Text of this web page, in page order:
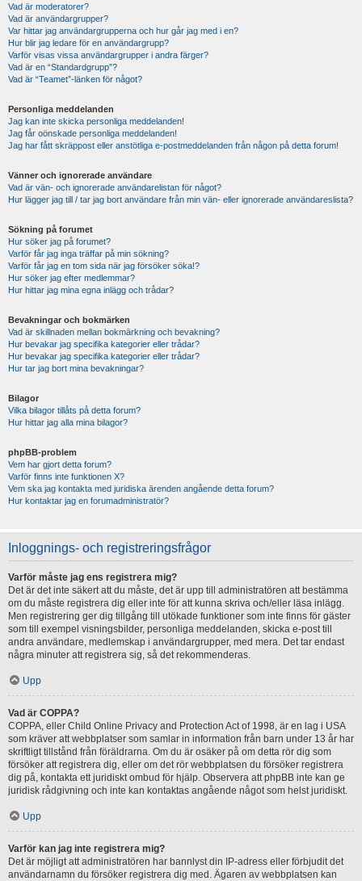
Vad är moderatorer?
Vad är användargrupper?
Var hittar jag användargrupperna och hur går jag med i en?
Hur blir jag ledare för en användargrupp?
Varför visas vissa användargrupper i andra färger?
Vad är en “Standardgrupp”?
Vad är “Teamet”-länken för något?
Personliga meddelanden
Jag kan inte skicka personliga meddelanden!
Jag får oönskade personliga meddelanden!
Jag har fått skräppost eller anstötliga e-postmeddelanden från någon på detta forum!
Vänner och ignorerade användare
Vad är vän- och ignorerade användarelistan för något?
Hur lägger jag till / tar jag bort användare från min vän- eller ignorerade användareslista?
Sökning på forumet
Hur söker jag på forumet?
Varför får jag inga träffar på min sökning?
Varför får jag en tom sida när jag försöker söka!?
Hur söker jag efter medlemmar?
Hur hittar jag mina egna inlägg och trådar?
Bevakningar och bokmärken
Vad är skillnaden mellan bokmärkning och bevakning?
Hur bevakar jag specifika kategorier eller trådar?
Hur bevakar jag specifika kategorier eller trådar?
Hur tar jag bort mina bevakningar?
Bilagor
Vilka bilagor tillåts på detta forum?
Hur hittar jag alla mina bilagor?
phpBB-problem
Vem har gjort detta forum?
Varför finns inte funktionen X?
Vem ska jag kontakta med juridiska ärenden angående detta forum?
Hur kontaktar jag en forumadministratör?
Inloggnings- och registreringsfrågor
Varför måste jag ens registrera mig?
Det är det inte säkert att du måste, det är upp till administratören att bestämma
om du måste registrera dig eller inte för att kunna skriva och/eller läsa inlägg.
Men registrering ger dig tillgång till utökade funktioner som inte finns för gäster
som till exempel visningsbilder, personliga meddelanden, skicka e-post till
andra användare, medlemskap i användargrupper, med mera. Det tar endast
några minuter att registrera sig, så det rekommenderas.
Upp
Vad är COPPA?
COPPA, eller Child Online Privacy and Protection Act of 1998, är en lag i USA
som kräver att webbplatser som samlar in information från barn under 13 år har
skriftligt tillstånd från föräldrarna. Om du är osäker på om detta rör dig som
försöker att registrera dig, eller om det rör webbplatsen du försöker registrera
dig på, kontakta ett juridiskt ombud för hjälp. Observera att phpBB inte kan ge
juridisk rådgivning och inte kan kontaktas angående något som helst juridiskt.
Upp
Varför kan jag inte registrera mig?
Det är möjligt att administratören har bannlyst din IP-adress eller förbjudit det
användarnamn du försöker registrera dig med. Ägaren av webbplatsen kan